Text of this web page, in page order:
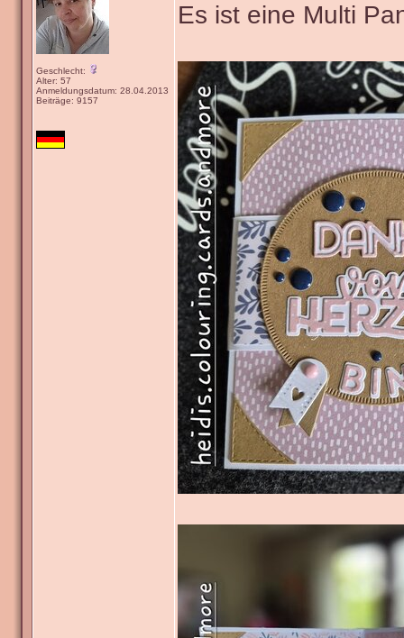
Geschlecht:
Alter: 57
Anmeldungsdatum: 28.04.2013
Beiträge: 9157
Es ist eine Multi